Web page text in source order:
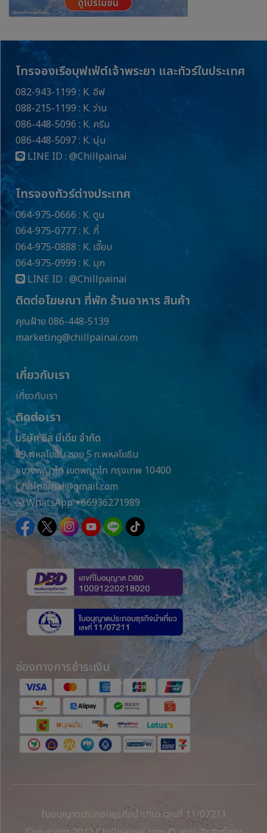
โทรจองเรือบุฟเฟ่ต์เจ้าพระยา และทัวร์ในประเทศ
082-943-1199 : K. อีฟ
088-215-1199 : K. ว่าน
086-448-5096 : K. ครีม
086-448-5097 : K. นุ่น
LINE ID : @Chillpainai
โทรจองทัวร์ต่างประเทศ
064-975-0666 : K. ตูน
064-975-0777 : K. กี้
064-975-0888 : K. เจี๊ยบ
064-975-0999 : K. มุก
LINE ID : @Chillpainai
ติดต่อโฆษณา ที่พัก ร้านอาหาร สินค้า
คุณฝ้าย 086-448-5139
marketing@chillpainai.com
เกี่ยวกับเรา
เกี่ยวกับเรา
ติดต่อเรา
บริษัท ชิล มีเดีย จำกัด
89 พหลโยธิน ซอย 5 ถ.พหลโยธิน
แขวงพญาไท เขตพญาไท กรุงเทพ 10400
Chillpainai@gmail.com
WhatsApp+66936271989
ช่องทางการชำระเงิน
ใบอนุญาตประกอบธุรกิจนำเที่ยว เลขที่ 11/07211